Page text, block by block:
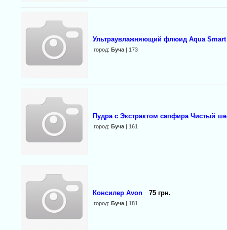
Ультраувлажняющий флюид Aqua Smart
город: Буча| 173
Пудра с Экстрактом сапфира Чистый
город: Буча| 161
Консилер Avon 75 грн.
город: Буча| 181